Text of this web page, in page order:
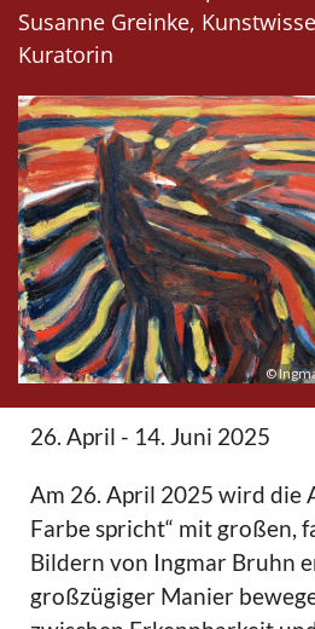
Susanne Greinke,
Kuratorin
©
26. April - 14. Juni 2025
Am 26. April 2025 wird die
Farbe spricht“ mit großen,
Bildern von Ingmar Bruhn
großzügiger Manier